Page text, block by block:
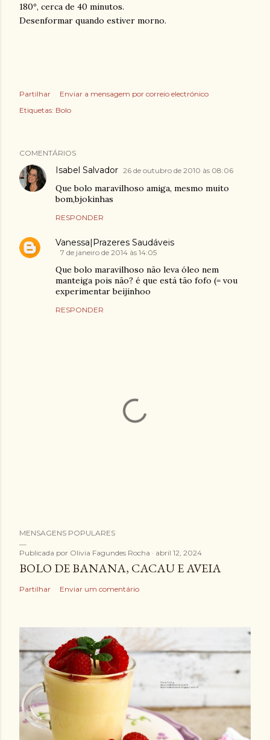
180º, cerca de 40 minutos.
Desenformar quando estiver morno.
Partilhar
Enviar a mensagem por correio electrónico
Etiquetas: Bolo
COMENTÁRIOS
Isabel Salvador 26 de outubro de 2010 às 08:06
Que bolo maravilhoso amiga, mesmo muito
bom,bjokinhas
RESPONDER
Vanessa|Prazeres Saudáveis
7 de janeiro de 2014 às 14:05
Que bolo maravilhoso não leva óleo nem
manteiga pois não? é que está tão fofo (= vou
experimentar beijinhoo
RESPONDER
n
v
i
a
m
c
o
e
n
t
MENSAGENS POPULARES
Publicada por Olivia Fagundes Rocha abril 12, 2024
BOLO DE BANANA, CACAU E AVEIA
Partilhar Enviar um comentário